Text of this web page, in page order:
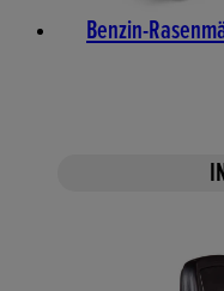
Benzin-